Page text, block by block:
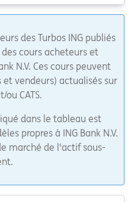
des Turbos ING publiés
cours acheteurs et
N.V. Ces cours peuvent
vendeurs) actualisés sur
ou CATS.
dans le tableau est
propres à ING Bank N.V.
marché de l'actif sous-